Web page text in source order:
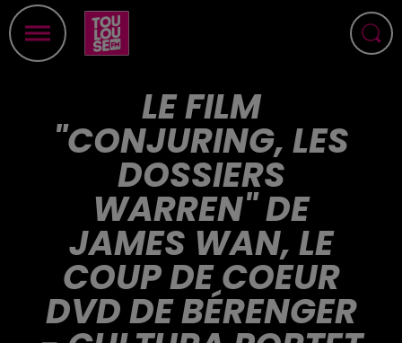
LE FILM
"CONJURING, LES
DOSSIERS
WARREN" DE
JAMES WAN, LE
COUP DE COEUR
DVD DE BÉRENGER